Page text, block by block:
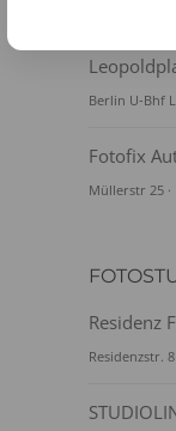
Berlin U-Bhf
Fotofix
Müllerstr 25 ·
Residenz
Residenzstr.